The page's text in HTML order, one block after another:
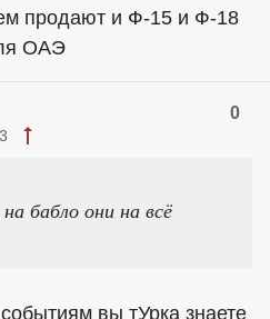
продают и Ф-15 и Ф-18
ОАЭ
0
бабло они на всё
вы тУрка знаете